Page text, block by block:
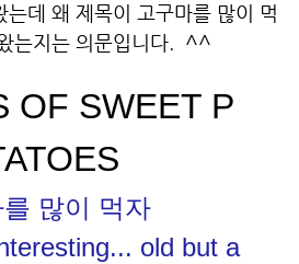
는데 왜 제목이 고구마를 많이 먹
는지는 의문입니다. ^^
OF SWEET P
많이 먹자
old but a